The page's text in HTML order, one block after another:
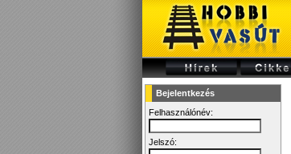
Bejelentkezés
Felhasználónév:
Jelszó: